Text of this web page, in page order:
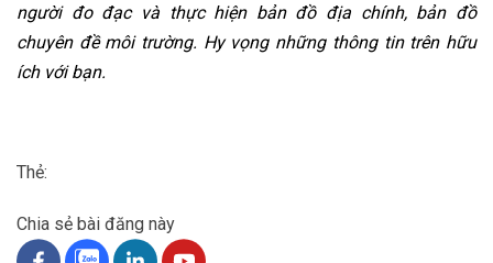
người đo đạc và thực hiện bản đồ địa chính, bản đồ
chuyên đề môi trường. Hy vọng những thông tin trên hữu
ích với bạn.
Thẻ:
Chia sẻ bài đăng này